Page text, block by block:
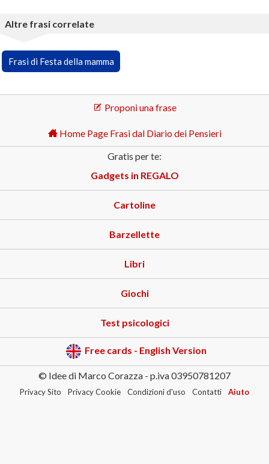
Altre frasi correlate
Frasi di Festa della mamma
Proponi una frase
Home Page Frasi dal Diario dei Pensieri
Gratis per te:
Gadgets in REGALO
Cartoline
Barzellette
Libri
Giochi
Test psicologici
Free cards - English Version
© Idee di Marco Corazza - p.iva 03950781207
Privacy Sito Privacy Cookie Condizioni d'uso Contatti Aiuto